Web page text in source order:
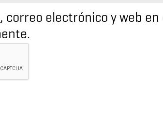
correo electrónico y web